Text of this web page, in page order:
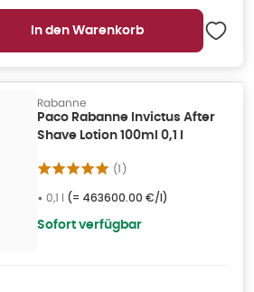
In den Warenkorb
Rabanne
Paco Rabanne Invictus After
Shave Lotion 100ml 0,1 l
(1)
• 0,1 l (= 463600.00 €/l)
Sofort verfügbar